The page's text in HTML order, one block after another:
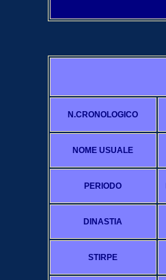
N.CRONOLOGICO
NOME USUALE
PERIODO
DINASTIA
STIRPE